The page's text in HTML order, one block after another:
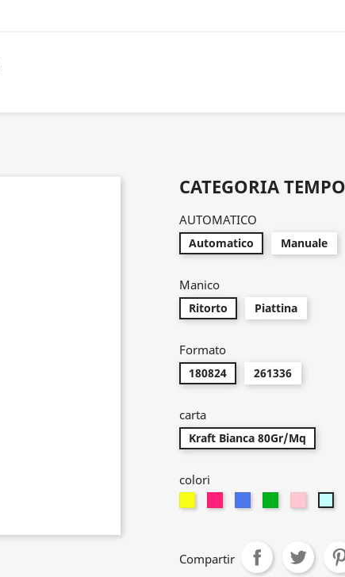
CATEGORIA
AUTOMATICO
Automatico Manuale
Manico
Ritorto Piattina
Formato
180824 261336
carta
Kraft Bianca 80Gr/Mq
colori
Compartir